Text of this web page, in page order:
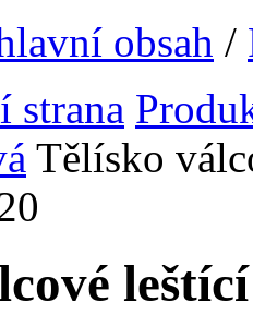
obsah /
strana
Tělísko